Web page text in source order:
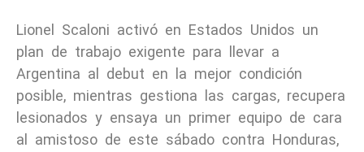
Lionel Scaloni activó en Estados Unidos un
plan de trabajo exigente para llevar a
Argentina al debut en la mejor condición
posible, mientras gestiona las cargas, recupera
lesionados y ensaya un primer equipo de cara
al amistoso de este sábado contra Honduras,